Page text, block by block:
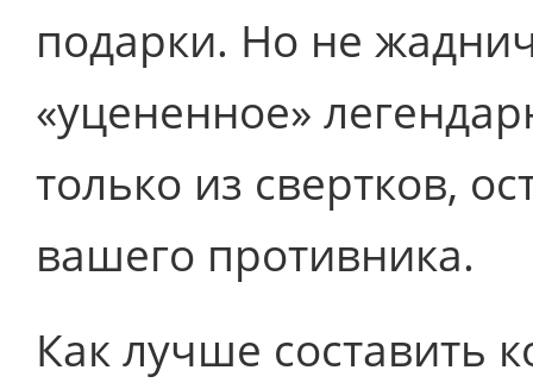
подарки. Но не
«уцененное»
только из свертков,
вашего противника.
Как лучше составить